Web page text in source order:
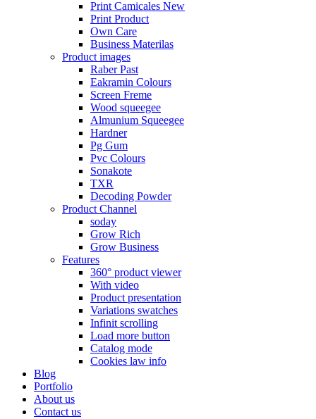
Print Camicales New
Print Product
Own Care
Business Materilas
Product images
Raber Past
Eakramin Colours
Screen Freme
Wood squeegee
Almunium Squeegee
Hardner
Pg Gum
Pvc Colours
Sonakote
TXR
Decoding Powder
Product Channel
soday
Grow Rich
Grow Business
Features
360° product viewer
With video
Product presentation
Variations swatches
Infinit scrolling
Load more button
Catalog mode
Cookies law info
Blog
Portfolio
About us
Contact us